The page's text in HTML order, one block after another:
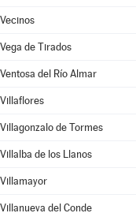
Vecinos
Vega de Tirados
Ventosa del Río Almar
Villaflores
Villagonzalo de Tormes
Villalba de los Llanos
Villamayor
Villanueva del Conde